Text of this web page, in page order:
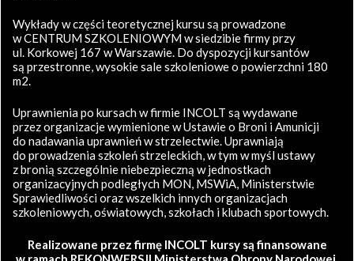
Wykłady w części teoretycznej kursu są prowadzone
w CENTRUM SZKOLENIOWYM w siedzibie firmy przy
ul. Korkowej 167 w Warszawie. Do dyspozycji kursantów
są przestronne, wysokie sale szkoleniowe o powierzchni 180
m2.
Uprawnienia po kursach w firmie INCOLT są wydawane
przez organizacje wymienione w Ustawie o Broni i Amunicji
do nadawania uprawnień w strzelectwie. Uprawniają
do prowadzenia szkoleń strzeleckich, w tym w myśl ustawy
z bronią szczególnie niebezpieczną w jednostkach
organizacyjnych podległych MON, MSWiA, Ministerstwie
Sprawiedliwości oraz wszelkich innych organizacjach
szkoleniowych, oświatowych, szkołach i klubach sportowych.
Realizowane przez firmę INCOLT kursy są finansowane